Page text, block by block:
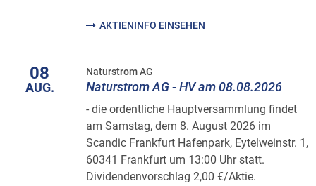
AKTIENINFO EINSEHEN
08
AUG.
Naturstrom AG
Naturstrom AG - HV am 08.08.2026
- die ordentliche Hauptversammlung findet
am Samstag, dem 8. August 2026 im
Scandic Frankfurt Hafenpark, Eytelweinstr. 1,
60341 Frankfurt um 13:00 Uhr statt.
Dividendenvorschlag 2,00 €/Aktie.